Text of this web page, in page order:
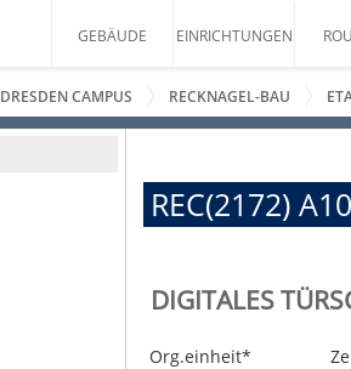
GEBÄUDE EINRICHTUNGEN
DRESDEN CAMPUS RECKNAGEL-BAU
REC(2172)
DIGITALES
Org.einheit*